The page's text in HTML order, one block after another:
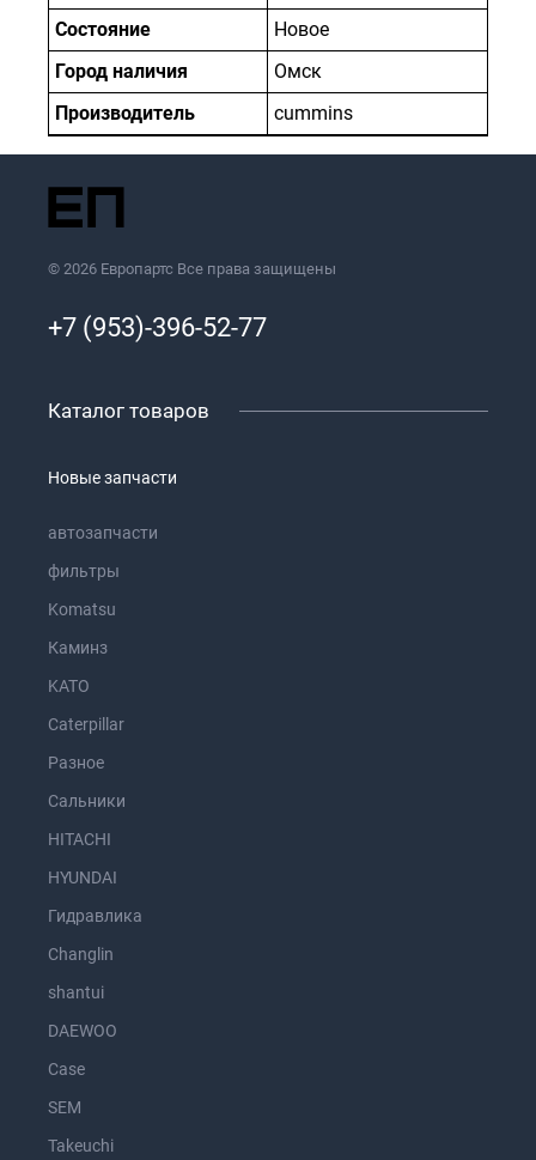
Состояние
Новое
Город наличия
Омск
Производитель
cummins
© 2026 Европартс Все права защищены
+7 (953)-396-52-77
Каталог товаров
Новые запчасти
автозапчасти
фильтры
Komatsu
Каминз
KATO
Caterpillar
Разное
Сальники
HITACHI
HYUNDAI
Гидравлика
Changlin
shantui
DAEWOO
Case
SEM
Takeuchi